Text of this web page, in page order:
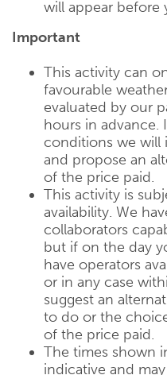
will appear before
Important
This activity can
favourable
evaluated by our
hours in advance.
conditions we will
and propose an
of the price paid.
This activity is
availability. We
collaborators
but if on the day
have operators
or in any case
suggest an
to do or the
of the price paid.
The times shown
indicative and